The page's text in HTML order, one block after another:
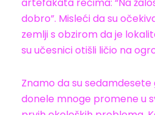
dobro”. Misleći da su
zemlji s obzirom da je
su učesnici otišli ličio na
Znamo da su
donele mnoge promene u